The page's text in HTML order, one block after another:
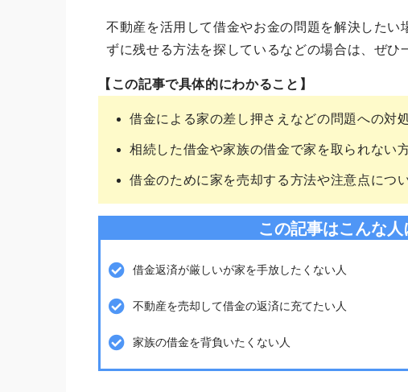
不動産を活用して借金やお金の問題を解決した
ずに残せる方法を探しているなどの場合は、ぜひ
【この記事で具体的にわかること】
借金による家の差し押さえなどの問題への対
相続した借金や家族の借金で家を取られない
借金のために家を売却する方法や注意点につ
この記事はこんな人
借金返済が厳しいが家を手放したくない人
不動産を売却して借金の返済に充てたい人
家族の借金を背負いたくない人